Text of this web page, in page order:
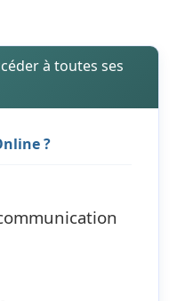
à toutes ses
?